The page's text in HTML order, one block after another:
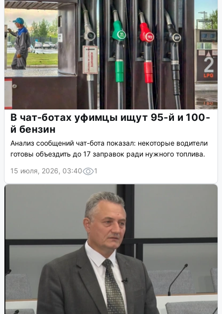
В чат-ботах уфимцы ищут 95-й и 100-
й бензин
Анализ сообщений чат-бота показал: некоторые водители
готовы объездить до 17 заправок ради нужного топлива.
15 июля, 2026, 03:40
1